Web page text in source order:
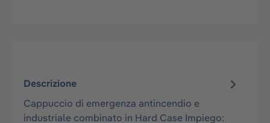
Descrizione
Cappuccio di emergenza antincendio e
industriale combinato in Hard Case Impiego: